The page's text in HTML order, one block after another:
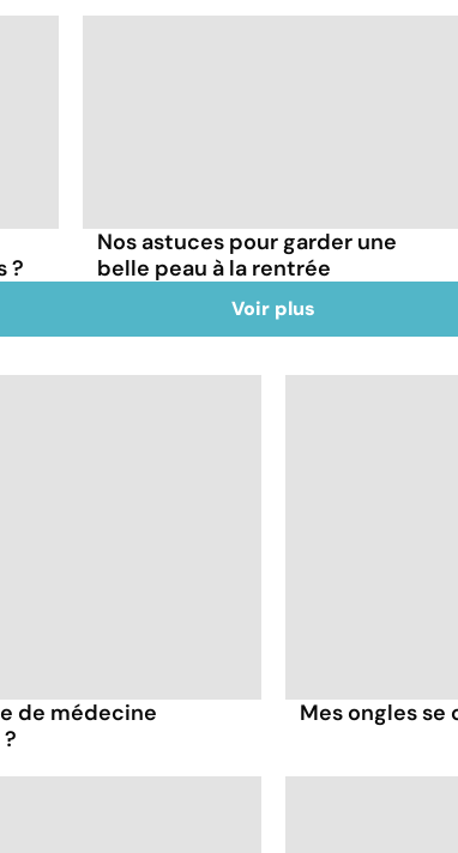
?
Nos astuces pour garder une
belle peau à la rentrée
Voir plus
de médecine
Mes ongles se